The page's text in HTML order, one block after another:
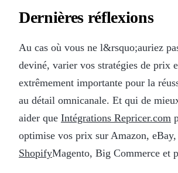
Dernières réflexions
Au cas où vous ne l&rsquo;auriez
deviné, varier vos stratégies de prix
extrêmement importante pour la
au détail omnicanale. Et qui de
aider que Intégrations Repricer.com
optimise vos prix sur Amazon,
ShopifyMagento, Big Commerce et